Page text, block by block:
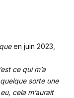
en juin 2023,
ce qui m’a
sorte une
cela m’aurait